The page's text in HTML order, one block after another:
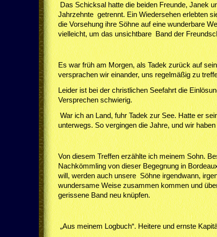
Das Schicksal hatte die beiden Freunde, Janek
Jahrzehnte getrennt. Ein Wiedersehen erlebten
die Vorsehung ihre Söhne auf eine wunderbare
vielleicht, um das unsichtbare Band der
Es war früh am Morgen, als Tadek zurück auf
versprachen wir einander, uns regelmäßig zu
Leider ist bei der christlichen Seefahrt die
Versprechen schwierig.
War ich an Land, fuhr Tadek zur See. Hatte er
unterwegs. So vergingen die Jahre, und wir
Von diesem Treffen erzählte ich meinem Sohn.
Nachkömmling von dieser Begegnung in
will, werden auch unsere Söhne irgendwann,
wundersame Weise zusammen kommen und
gerissene Band neu knüpfen.
„Aus meinem Logbuch“. Heitere und ernste